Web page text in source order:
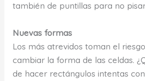
también de puntillas para no
Nuevas formas
Los más atrevidos toman el
cambiar la forma de las celdas.
de hacer rectángulos intentas